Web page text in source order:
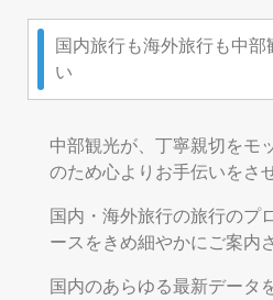
国内旅行も海外旅行も中部
い
中部観光が、丁寧親切をモ
のため心よりお手伝いをさ
国内・海外旅行の旅行のプ
ースをきめ細やかにご案内
国内のあらゆる最新データ